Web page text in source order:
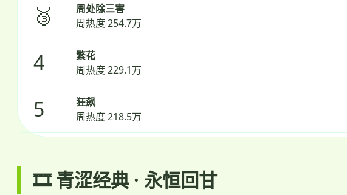
🥉
周处除三害
周热度 254.7万
4
繁花
周热度 229.1万
5
狂飙
周热度 218.5万
🎞️ 青涩经典 · 永恒回甘